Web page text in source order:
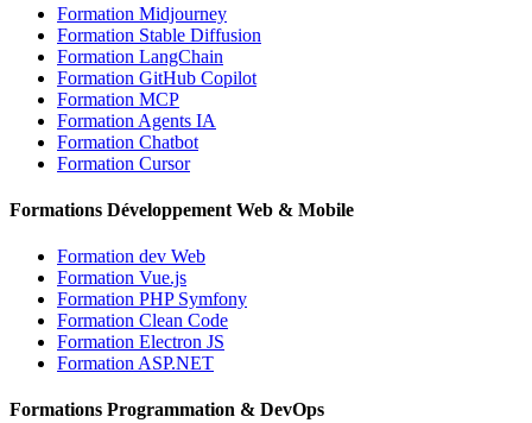
Formation Midjourney
Formation Stable Diffusion
Formation LangChain
Formation GitHub Copilot
Formation MCP
Formation Agents IA
Formation Chatbot
Formation Cursor
Formations Développement Web & Mobile
Formation dev Web
Formation Vue.js
Formation PHP Symfony
Formation Clean Code
Formation Electron JS
Formation ASP.NET
Formations Programmation & DevOps